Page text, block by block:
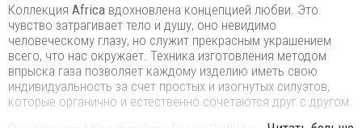
Коллекция Africa вдохновлена ​​концепцией любви. Это
чувство затрагивает тело и душу, оно невидимо
человеческому глазу, но служит прекрасным украшением
всего, что нас окружает. Техника изготовления методом
впрыска газа позволяет каждому изделию иметь свою
индивидуальность за счет простых и изогнутых силуэтов,
которые органично и естественно сочетаются друг с другом.